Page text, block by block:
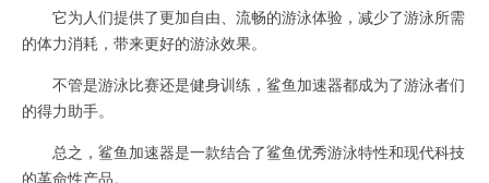
它为人们提供了更加自由、流畅的游泳体验，减少了游泳所需
的体力消耗，带来更好的游泳效果。
不管是游泳比赛还是健身训练，鲨鱼加速器都成为了游泳者们
的得力助手。
总之，鲨鱼加速器是一款结合了鲨鱼优秀游泳特性和现代科技
的革命性产品。